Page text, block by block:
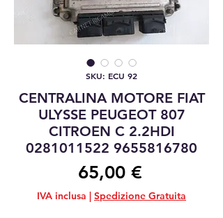
SKU: ECU 92
CENTRALINA MOTORE FIAT
ULYSSE PEUGEOT 807
CITROEN C 2.2HDI
0281011522 9655816780
65,00 €Prezzo
IVA inclusa | Spedizione Gratuita